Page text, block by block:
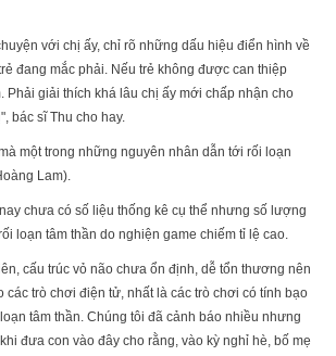
với chị ấy, chỉ rõ những dấu hiệu điển hình về
đang mắc phải. Nếu trẻ không được can thiệp
Phải giải thích khá lâu chị ấy mới chấp nhận cho
bác sĩ Thu cho hay.
một trong những nguyên nhân dẫn tới rối loạn
Lam).
chưa có số liệu thống kê cụ thể nhưng số lượng
loạn tâm thần do nghiện game chiếm tỉ lệ cao.
cấu trúc vỏ não chưa ổn định, dễ tổn thương nên
các trò chơi điện tử, nhất là các trò chơi có tính bạo
tâm thần. Chúng tôi đã cảnh báo nhiều nhưng
đưa con vào đây cho rằng, vào kỳ nghỉ hè, bố mẹ